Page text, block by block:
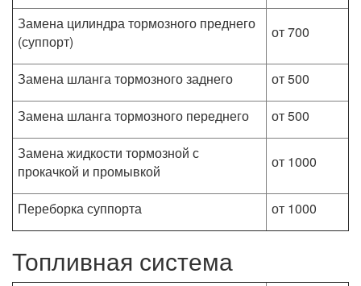
Замена цилиндра тормозного преднего
(суппорт)
от 700
Замена шланга тормозного заднего
от 500
Замена шланга тормозного переднего
от 500
Замена жидкости тормозной с
прокачкой и промывкой
от 1000
Переборка суппорта от 1000
Топливная система